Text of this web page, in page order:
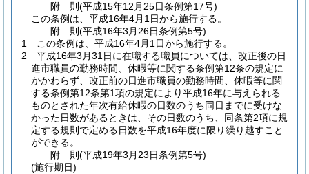
附 則(平成15年12月25日条例第17号)
この条例は、平成16年4月1日から施行する。
附 則(平成16年3月26日条例第5号)
1
この条例は、平成16年4月1日から施行する。
2
平成16年3月31日に在職する職員については、改正後の日
進市職員の勤務時間、休暇等に関する条例第12条の規定に
かかわらず、改正前の日進市職員の勤務時間、休暇等に関
する条例第12条第1項の規定により平成16年に与えられる
ものとされた年次有給休暇の日数のうち同日までに受けな
かった日数があるときは、その日数のうち、同条第2項に規
定する規則で定める日数を平成16年度に限り繰り越すこと
ができる。
附 則(平成19年3月23日条例第5号)
(施行期日)